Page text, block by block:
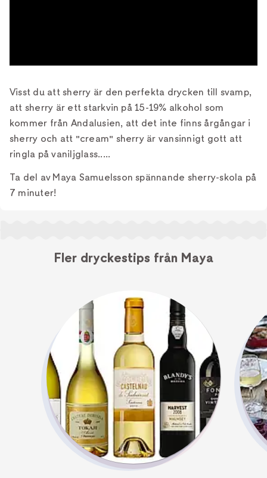
Visst du att sherry är den perfekta drycken till svamp,
att sherry är ett starkvin på 15-19% alkohol som
kommer från Andalusien, att det inte finns årgångar i
sherry och att "cream" sherry är vansinnigt gott att
ringla på vaniljglass.....
Ta del av Maya Samuelsson spännande sherry-skola på
7 minuter!
Fler dryckestips från Maya